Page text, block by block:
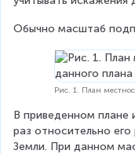
Обычно масштаб
Рис. 1. План
В приведенном
раз относительно
Земли. При данном